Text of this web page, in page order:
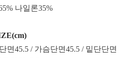
나일론35%
면45.5 / 가슴단면45.5 / 밑단단면